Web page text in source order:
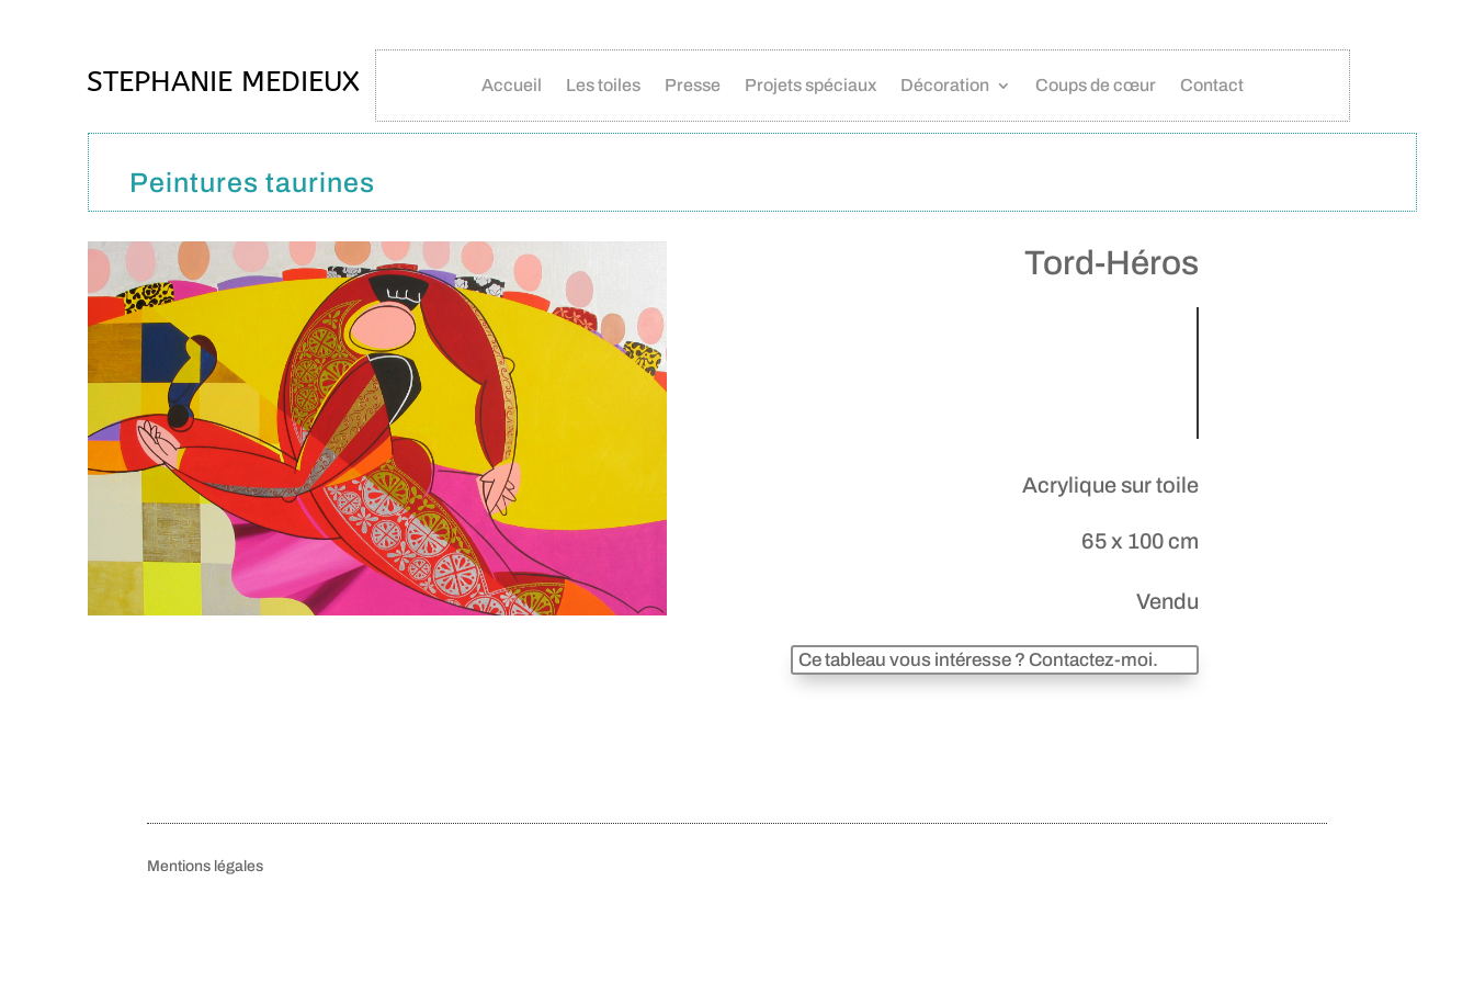
STEPHANIE MEDIEUX Accueil Les toiles Presse Projets spéciaux Décoration Coups de cœur Contact
Peintures taurines
Tord-Héros
Acrylique sur toile
65 x 100 cm
Vendu
Ce tableau vous intéresse ? Contactez-moi.
Mentions légales